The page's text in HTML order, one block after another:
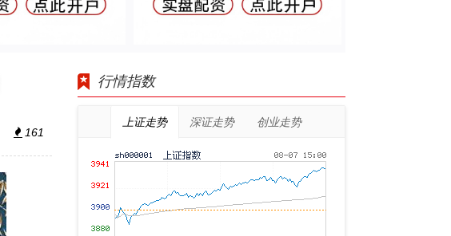
161
行情指数
上证走势 深证走势 创业走势